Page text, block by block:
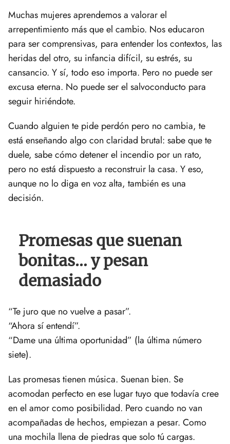
Muchas mujeres aprendemos a valorar el
arrepentimiento más que el cambio. Nos educaron
para ser comprensivas, para entender los contextos, las
heridas del otro, su infancia difícil, su estrés, su
cansancio. Y sí, todo eso importa. Pero no puede ser
excusa eterna. No puede ser el salvoconducto para
seguir hiriéndote.
Cuando alguien te pide perdón pero no cambia, te
está enseñando algo con claridad brutal: sabe que te
duele, sabe cómo detener el incendio por un rato,
pero no está dispuesto a reconstruir la casa. Y eso,
aunque no lo diga en voz alta, también es una
decisión.
Promesas que suenan
bonitas… y pesan
demasiado
“Te juro que no vuelve a pasar”.
“Ahora sí entendí”.
“Dame una última oportunidad” (la última número
siete).
Las promesas tienen música. Suenan bien. Se
acomodan perfecto en ese lugar tuyo que todavía cree
en el amor como posibilidad. Pero cuando no van
acompañadas de hechos, empiezan a pesar. Como
una mochila llena de piedras que solo tú cargas.